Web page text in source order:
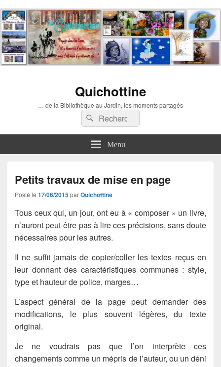
Quichottine
… de la Bibliothèque au Jardin, les moments partagés
Recherche :
Rechercher
Menu
Petits travaux de mise en page
Posté le 17/06/2015parQuichottine
Tous ceux qui, un jour, ont eu à « composer » un livre,
n’auront peut-être pas à lire ces précisions, sans doute
nécessaires pour les autres.
Il ne suffit jamais de copier/coller les textes reçus en
leur donnant des caractéristiques communes : style,
type et hauteur de police, marges…
L’aspect général de la page peut demander des
modifications, le plus souvent légères, du texte
original.
Je ne voudrais pas que l’on interprète ces
changements comme un mépris de l’auteur, ou un déni